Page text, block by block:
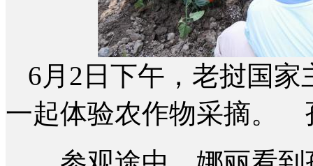
6月2日下午，老挝国家
一起体验农作物采摘。